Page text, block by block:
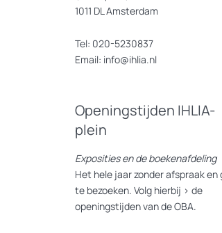
1011 DL Amsterdam
Tel: 020-5230837
Email: info@ihlia.nl
Openingstijden IHLIA-
plein
Exposities en de boekenafdeling
Het hele jaar zonder afspraak en
te bezoeken. Volg hierbij > de
openingstijden van de OBA.